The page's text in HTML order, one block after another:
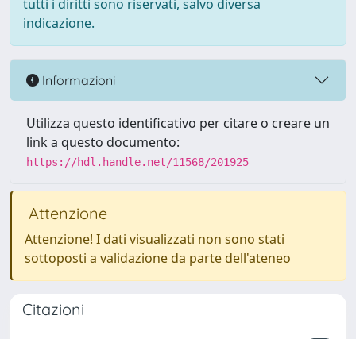
tutti i diritti sono riservati, salvo diversa
indicazione.
Informazioni
Utilizza questo identificativo per citare o creare un
link a questo documento:
https://hdl.handle.net/11568/201925
Attenzione
Attenzione! I dati visualizzati non sono stati
sottoposti a validazione da parte dell'ateneo
Citazioni